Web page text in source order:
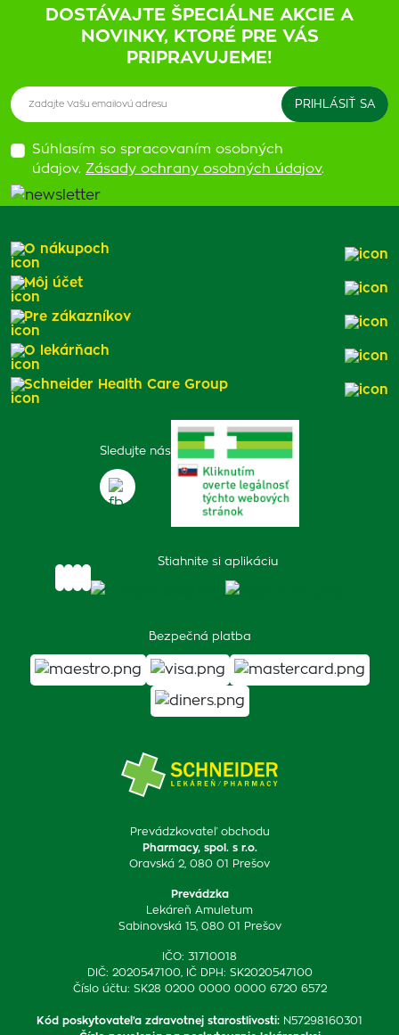
DOSTÁVAJTE ŠPECIÁLNE AKCIE A
NOVINKY, KTORÉ PRE VÁS
PRIPRAVUJEME!
Súhlasím so spracovaním osobných
údajov. Zásady ochrany osobných údajov.
Prevádzkovateľ obchodu
Pharmacy, spol. s r.o.
Oravská 2, 080 01 Prešov
Prevádzka
Lekáreň Amuletum
Sabinovská 15, 080 01 Prešov
IČO: 31710018
DIČ: 2020547100, IČ DPH: SK2020547100
Číslo účtu: SK28 0200 0000 0000 6720 6572
Kód poskytovateľa zdravotnej starostlivosti: N57298160301
Sledujte nás
Stiahnite si aplikáciu
Bezpečná platba
O nákupoch
Môj účet
Pre zákazníkov
O lekárňach
Schneider Health Care Group